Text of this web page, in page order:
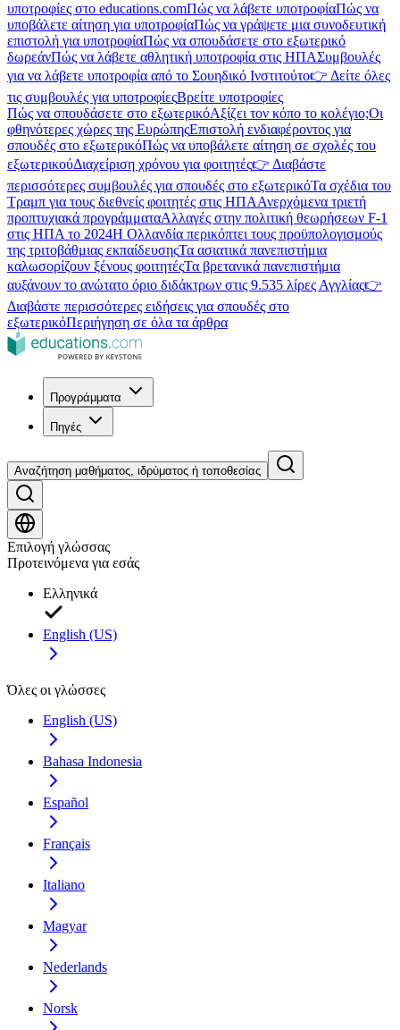
υποτροφίες στο educations.comΠώς να λάβετε υποτροφίαΠώς να
υποβάλετε αίτηση για υποτροφίαΠώς να γράψετε μια συνοδευτική
επιστολή για υποτροφίαΠώς να σπουδάσετε στο εξωτερικό
δωρεάνΠώς να λάβετε αθλητική υποτροφία στις ΗΠΑΣυμβουλές
για να λάβετε υποτροφία από το Σουηδικό Ινστιτούτο👉 Δείτε όλες
τις συμβουλές για υποτροφίεςΒρείτε υποτροφίες
Πώς να σπουδάσετε στο εξωτερικόΑξίζει τον κόπο το κολέγιο;Οι
φθηνότερες χώρες της ΕυρώπηςΕπιστολή ενδιαφέροντος για
σπουδές στο εξωτερικόΠώς να υποβάλετε αίτηση σε σχολές του
εξωτερικούΔιαχείριση χρόνου για φοιτητές👉 Διαβάστε
περισσότερες συμβουλές για σπουδές στο εξωτερικόΤα σχέδια του
Τραμπ για τους διεθνείς φοιτητές στις ΗΠΑΑνερχόμενα τριετή
προπτυχιακά προγράμματαΑλλαγές στην πολιτική θεωρήσεων F-1
στις ΗΠΑ το 2024Η Ολλανδία περικόπτει τους προϋπολογισμούς
της τριτοβάθμιας εκπαίδευσηςΤα ασιατικά πανεπιστήμια
καλωσορίζουν ξένους φοιτητέςΤα βρετανικά πανεπιστήμια
αυξάνουν το ανώτατο όριο διδάκτρων στις 9.535 λίρες Αγγλίας👉
Διαβάστε περισσότερες ειδήσεις για σπουδές στο
εξωτερικόΠεριήγηση σε όλα τα άρθρα
Προγράμματα
Πηγές
Αναζήτηση μαθήματος, ιδρύματος ή τοποθεσίας
Επιλογή γλώσσας
Προτεινόμενα για εσάς
Ελληνικά
English (US)
Όλες οι γλώσσες
English (US)
Bahasa Indonesia
Español
Français
Italiano
Magyar
Nederlands
Norsk